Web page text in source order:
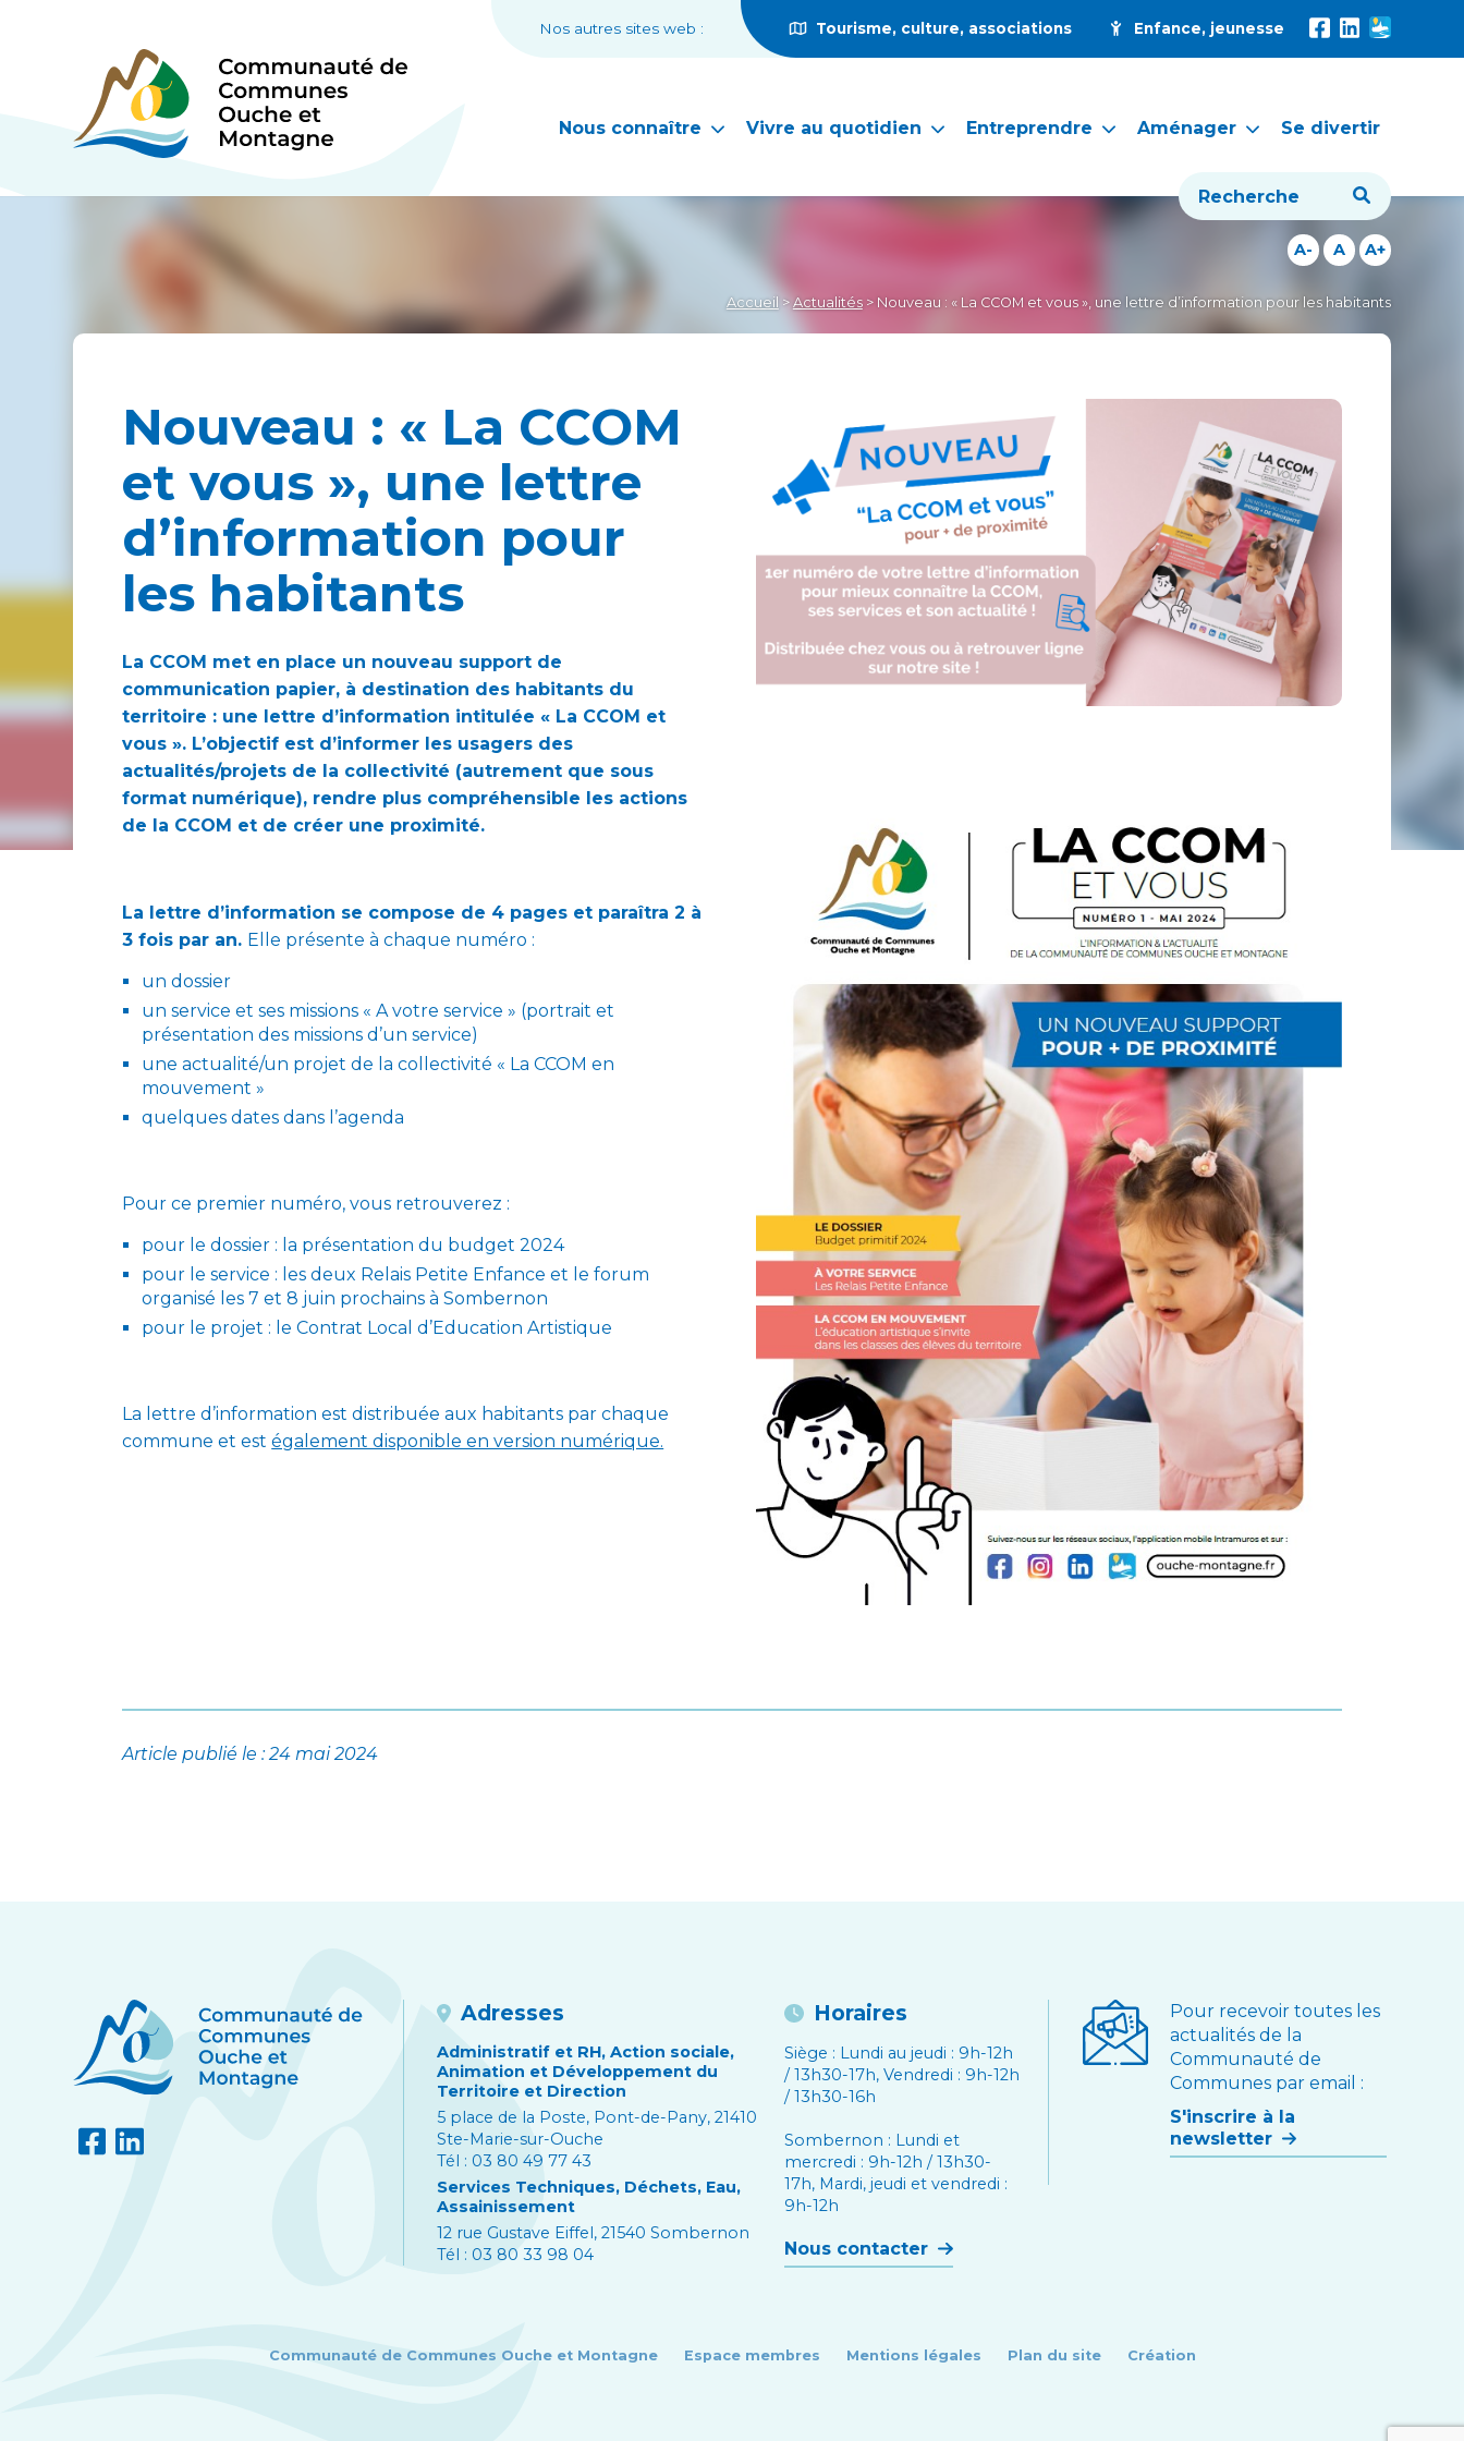
Nous connaître Vivre au quotidien Entreprendre Aménager Se divertir
Nos autres sites web : Tourisme, culture, associations Enfance, jeunesse
Accueil > Actualités> Nouveau : « La CCOM et vous », une lettre d’information pour les habitants
A- A A+
Nouveau : « La CCOM
et vous », une lettre
d’information pour
les habitants
La CCOM met en place un nouveau support de
communication papier, à destination des habitants du
territoire : une lettre d’information intitulée « La CCOM et
vous ». L’objectif est d’informer les usagers des
actualités/projets de la collectivité (autrement que sous
format numérique), rendre plus compréhensible les actions
de la CCOM et de créer une proximité.
La lettre d’information se compose de 4 pages et paraîtra 2 à
3 fois par an. Elle présente à chaque numéro :
un dossier
un service et ses missions « A votre service » (portrait et
présentation des missions d’un service)
une actualité/un projet de la collectivité « La CCOM en
mouvement »
quelques dates dans l’agenda
Pour ce premier numéro, vous retrouverez :
pour le dossier : la présentation du budget 2024
pour le service : les deux Relais Petite Enfance et le forum
organisé les 7 et 8 juin prochains à Sombernon
pour le projet : le Contrat Local d’Education Artistique
La lettre d’information est distribuée aux habitants par chaque
commune et estégalement disponible en version numérique.
Article publié le : 24 mai 2024
Adresses
Administratif et RH, Action sociale,
Animation et Développement du
Territoire et Direction
5 place de la Poste, Pont-de-Pany, 21410
Ste-Marie-sur-Ouche
Tél : 03 80 49 77 43
Services Techniques, Déchets, Eau,
Assainissement
12 rue Gustave Eiffel, 21540 Sombernon
Tél : 03 80 33 98 04
Horaires
Siège : Lundi au jeudi : 9h-12h
/ 13h30-17h, Vendredi : 9h-12h
/ 13h30-16h
Sombernon : Lundi et
mercredi : 9h-12h / 13h30-
17h, Mardi, jeudi et vendredi :
9h-12h
Nous contacter
Pour recevoir toutes les
actualités de la
Communauté de
Communes par email :
S'inscrire à la
newsletter
Communauté de Communes Ouche et Montagne Espace membres Mentions légales Plan du site Création